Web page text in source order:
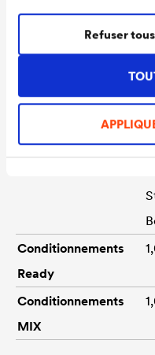
Refuser
/
Conditionnements
Ready
Conditionnements
MIX